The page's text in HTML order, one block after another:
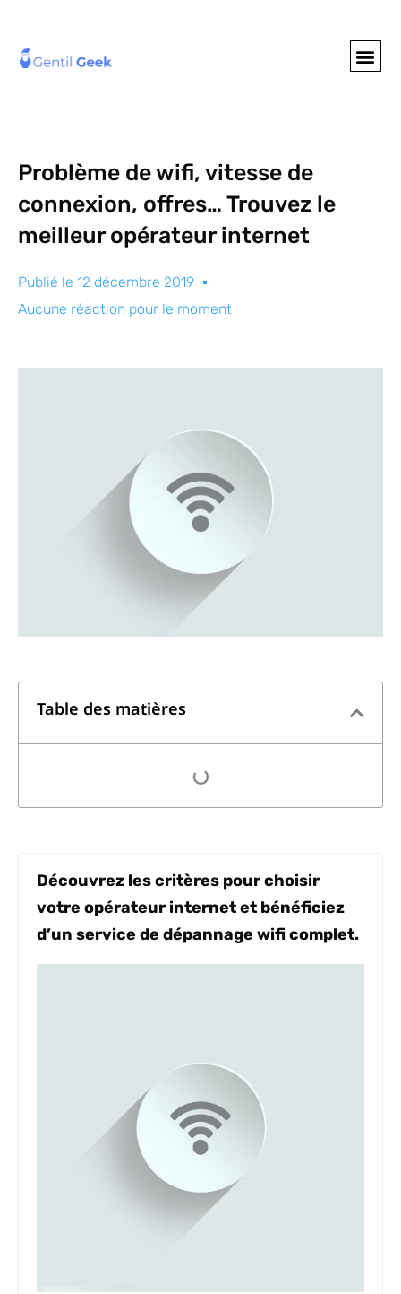
Problème de wifi, vitesse de
connexion, offres… Trouvez le
meilleur opérateur internet
Publié le 12 décembre 2019
Aucune réaction pour le moment
Table des matières
Découvrez les critères pour choisir
votre opérateur internet et bénéficiez
d’un service de dépannage wifi complet.